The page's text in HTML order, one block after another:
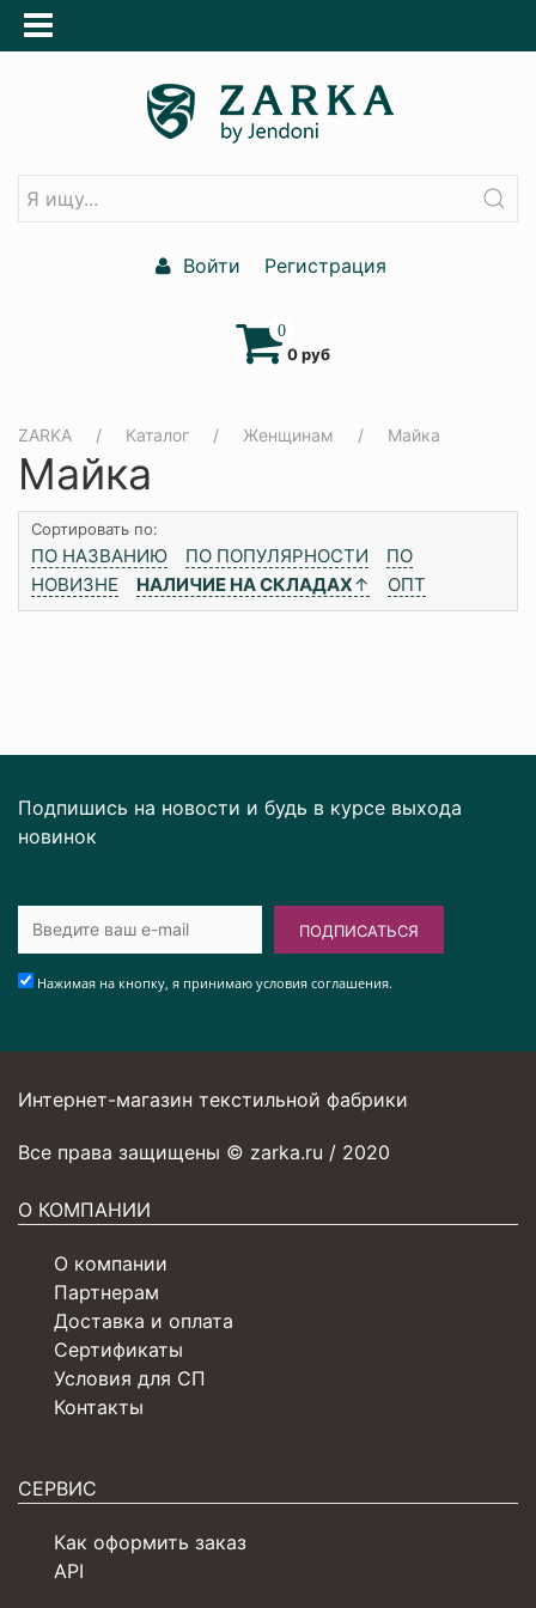
Войти Регистрация
0
0 руб
ZARKA Каталог Женщинам Майка
Майка
Сортировать по:
ПО НАЗВАНИЮ ПО ПОПУЛЯРНОСТИ
ПО
НОВИЗНЕ
НАЛИЧИЕ НА СКЛАДАХ↑ ОПТ
Подпишись на новости и будь в курсе выхода
новинок
ПОДПИСАТЬСЯ
Нажимая на кнопку, я принимаю условия соглашения.
Интернет-магазин текстильной фабрики
Все права защищены © zarka.ru / 2020
О КОМПАНИИ
О компании
Партнерам
Доставка и оплата
Сертификаты
Условия для СП
Контакты
СЕРВИС
Как оформить заказ
API